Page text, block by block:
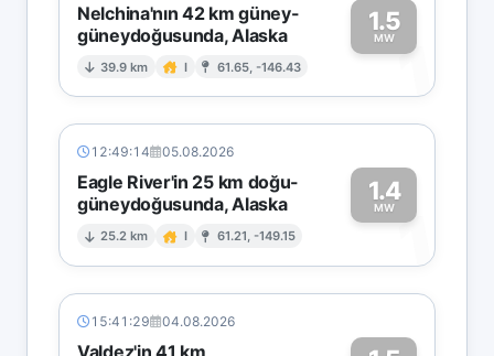
Nelchina'nın 42 km güney-
güneydoğusunda, Alaska
39.9 km I 61.65, -146.43
1.5
MW1
12:49:14 05.08.2026
Eagle River'in 25 km doğu-
güneydoğusunda, Alaska
25.2 km I 61.21, -149.15
1.4
MW1
15:41:29 04.08.2026
Valdez'in 41 km